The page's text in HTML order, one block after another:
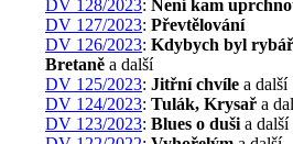
DV 128/2023: Není kam
DV 127/2023: Převtělování
DV 126/2023: Kdybych byl
Bretaně a další
DV 125/2023: Jitřní chvíle a další
DV 124/2023: Tulák, Krysař a
DV 123/2023: Blues o duši a další